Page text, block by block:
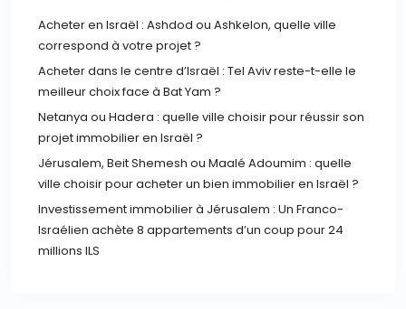
Acheter en Israël : Ashdod ou Ashkelon, quelle ville
correspond à votre projet ?
Acheter dans le centre d’Israël : Tel Aviv reste-t-elle le
meilleur choix face à Bat Yam ?
Netanya ou Hadera : quelle ville choisir pour réussir son
projet immobilier en Israël ?
Jérusalem, Beit Shemesh ou Maalé Adoumim : quelle
ville choisir pour acheter un bien immobilier en Israël ?
Investissement immobilier à Jérusalem : Un Franco-
Israélien achète 8 appartements d’un coup pour 24
millions ILS